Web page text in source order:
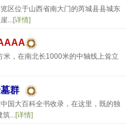
区位于山西省南大门的芮城县县城东
...[详情]
，在南北长1000米的中轴线上耸立
群
国大百科全书收录，在这里，既的独
筑...[详情]